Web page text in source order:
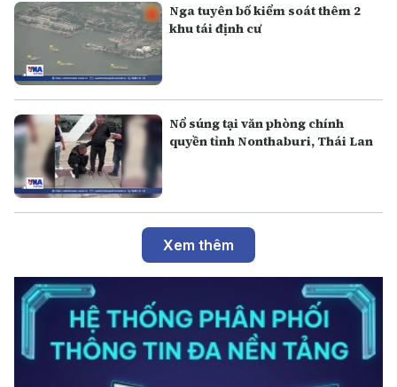
Nga tuyên bố kiểm soát thêm 2
khu tái định cư
Nổ súng tại văn phòng chính
quyền tỉnh Nonthaburi, Thái Lan
Xem thêm